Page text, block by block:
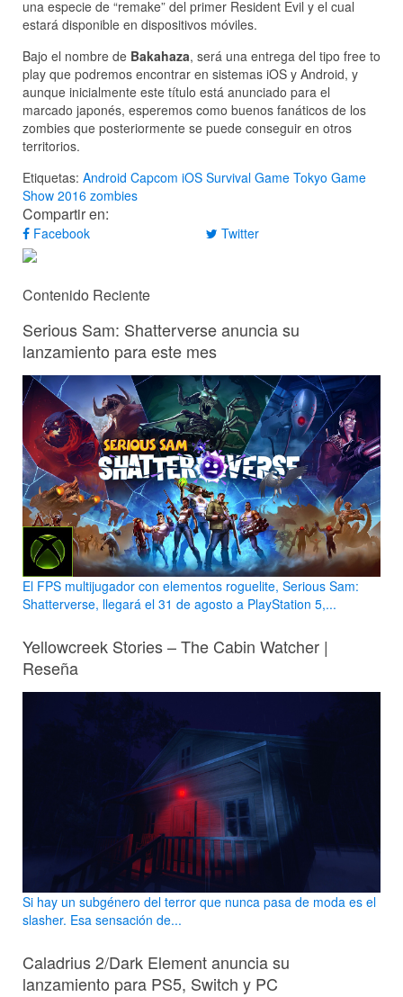
una especie de “remake” del primer Resident Evil y el cual
estará disponible en dispositivos móviles.
Bajo el nombre de Bakahaza, será una entrega del tipo free to
play que podremos encontrar en sistemas iOS y Android, y
aunque inicialmente este título está anunciado para el
marcado japonés, esperemos como buenos fanáticos de los
zombies que posteriormente se puede conseguir en otros
territorios.
Etiquetas: Android Capcom iOS Survival Game Tokyo Game
Show 2016 zombies
Compartir en:
Facebook Twitter
Contenido Reciente
Serious Sam: Shatterverse anuncia su
lanzamiento para este mes
El FPS multijugador con elementos roguelite, Serious Sam:
Shatterverse, llegará el 31 de agosto a PlayStation 5,...
Yellowcreek Stories – The Cabin Watcher |
Reseña
Si hay un subgénero del terror que nunca pasa de moda es el
slasher. Esa sensación de...
Caladrius 2/Dark Element anuncia su
lanzamiento para PS5, Switch y PC